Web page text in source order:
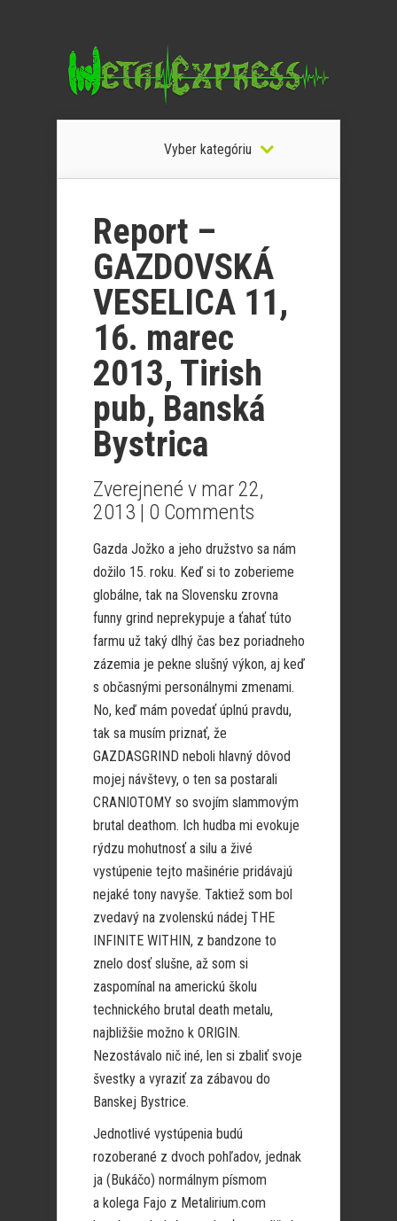
Vyber kategóriu
Report –
GAZDOVSKÁ
VESELICA 11,
16. marec
2013, Tirish
pub, Banská
Bystrica
Zverejnené v mar 22,
2013 | 0 Comments
Gazda Jožko a jeho družstvo sa nám
dožilo 15. roku. Keď si to zoberieme
globálne, tak na Slovensku zrovna
funny grind neprekypuje a ťahať túto
farmu už taký dlhý čas bez poriadneho
zázemia je pekne slušný výkon, aj keď
s občasnými personálnymi zmenami.
No, keď mám povedať úplnú pravdu,
tak sa musím priznať, že
GAZDASGRIND neboli hlavný dôvod
mojej návštevy, o ten sa postarali
CRANIOTOMY so svojím slammovým
brutal deathom. Ich hudba mi evokuje
rýdzu mohutnosť a silu a živé
vystúpenie tejto mašinérie pridávajú
nejaké tony navyše. Taktiež som bol
zvedavý na zvolenskú nádej THE
INFINITE WITHIN, z bandzone to
znelo dosť slušne, až som si
zaspomínal na americkú školu
technického brutal death metalu,
najbližšie možno k ORIGIN.
Nezostávalo nič iné, len si zbaliť svoje
švestky a vyraziť za zábavou do
Banskej Bystrice.
Jednotlivé vystúpenia budú
rozoberané z dvoch pohľadov, jednak
ja (Bukáčo) normálnym písmom
a kolega Fajo z Metalirium.com